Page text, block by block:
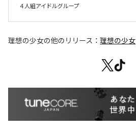
４人組アイドルグループ
理想の少女の他のリリース： 理想の少女